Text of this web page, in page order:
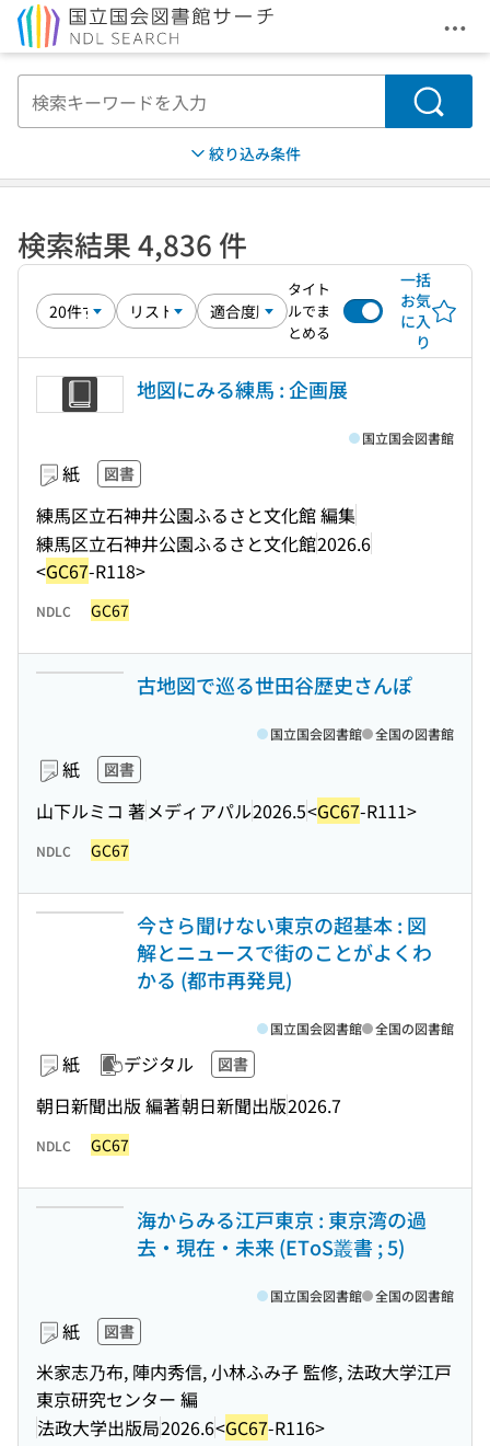
メ
検索
絞り込み条件
検索結果 4,836 件
タイト
ルでま
とめる
一括
お気
に入
り
地図にみる練馬 : 企画展
紙 図書
練馬区立石神井公園ふるさと文化館 編集
練馬区立石神井公園ふるさと文化館2026.6
<GC67-R118>
国立国会図書館
NDLC GC67
古地図で巡る世田谷歴史さんぽ
紙 図書
山下ルミコ 著メディアパル2026.5<GC67-R111>
国立国会図書館 全国の図書館
NDLC GC67
今さら聞けない東京の超基本 : 図
解とニュースで街のことがよくわ
かる (都市再発見)
紙 デジタル 図書
朝日新聞出版 編著朝日新聞出版2026.7
国立国会図書館 全国の図書館
NDLC GC67
海からみる江戸東京 : 東京湾の過
去・現在・未来 (EToS叢書 ; 5)
紙 図書
米家志乃布, 陣内秀信, 小林ふみ子 監修, 法政大学江戸
東京研究センター 編
法政大学出版局2026.6<GC67-R116>
国立国会図書館 全国の図書館